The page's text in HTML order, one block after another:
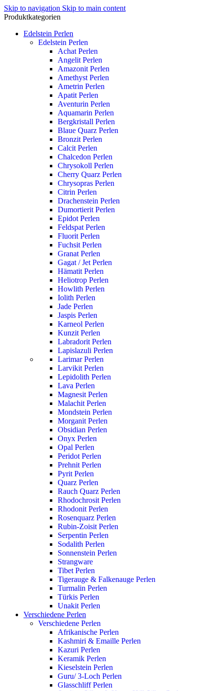
Skip to navigation Skip to main content
Produktkategorien
Edelstein Perlen
Edelstein Perlen
Achat Perlen
Angelit Perlen
Amazonit Perlen
Amethyst Perlen
Ametrin Perlen
Apatit Perlen
Aventurin Perlen
Aquamarin Perlen
Bergkristall Perlen
Blaue Quarz Perlen
Bronzit Perlen
Calcit Perlen
Chalcedon Perlen
Chrysokoll Perlen
Cherry Quarz Perlen
Chrysopras Perlen
Citrin Perlen
Drachenstein Perlen
Dumortierit Perlen
Epidot Perlen
Feldspat Perlen
Fluorit Perlen
Fuchsit Perlen
Granat Perlen
Gagat / Jet Perlen
Hämatit Perlen
Heliotrop Perlen
Howlith Perlen
Iolith Perlen
Jade Perlen
Jaspis Perlen
Karneol Perlen
Kunzit Perlen
Labradorit Perlen
Lapislazuli Perlen
Larimar Perlen
Larvikit Perlen
Lepidolith Perlen
Lava Perlen
Magnesit Perlen
Malachit Perlen
Mondstein Perlen
Morganit Perlen
Obsidian Perlen
Onyx Perlen
Opal Perlen
Peridot Perlen
Prehnit Perlen
Pyrit Perlen
Quarz Perlen
Rauch Quarz Perlen
Rhodochrosit Perlen
Rhodonit Perlen
Rosenquarz Perlen
Rubin-Zoisit Perlen
Serpentin Perlen
Sodalith Perlen
Sonnenstein Perlen
Strangware
Tibet Perlen
Tigerauge & Falkenauge Perlen
Turmalin Perlen
Türkis Perlen
Unakit Perlen
Verschiedene Perlen
Verschiedene Perlen
Afrikanische Perlen
Kashmiri & Emaille Perlen
Kazuri Perlen
Keramik Perlen
Kieselstein Perlen
Guru/ 3-Loch Perlen
Glasschliff Perlen